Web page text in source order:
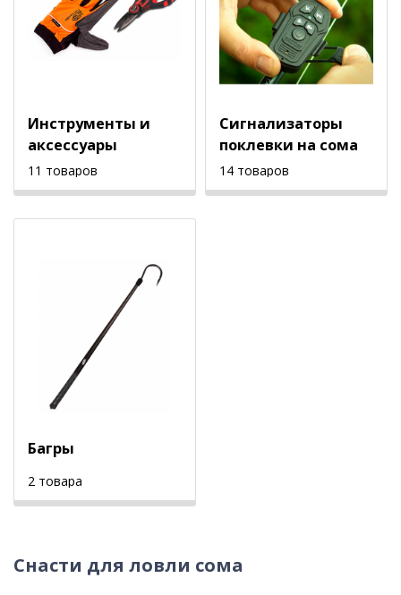
Инструменты и
аксессуары
11 товаров
Сигнализаторы
поклевки на сома
14 товаров
Багры
2 товара
Снасти для ловли сома